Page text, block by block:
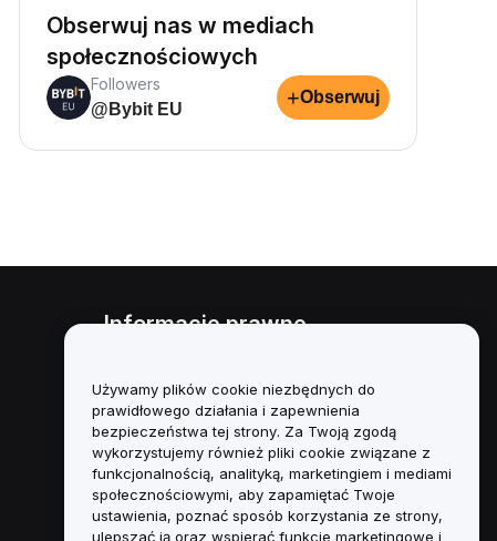
Obserwuj nas w mediach
społecznościowych
Followers
@Bybit EU
+Obserwuj
Informacje prawne
interesów
Podsumowanie polityki
powiernictwa i zarządzania
Informacje ESG
Biuletyny informacyjne
Używamy plików cookie niezbędnych do
prawidłowego działania i zapewnienia
bezpieczeństwa tej strony. Za Twoją zgodą
wykorzystujemy również pliki cookie związane z
funkcjonalnością, analityką, marketingiem i mediami
społecznościowymi, aby zapamiętać Twoje
ustawienia, poznać sposób korzystania ze strony,
ulepszać ją oraz wspierać funkcje marketingowe i